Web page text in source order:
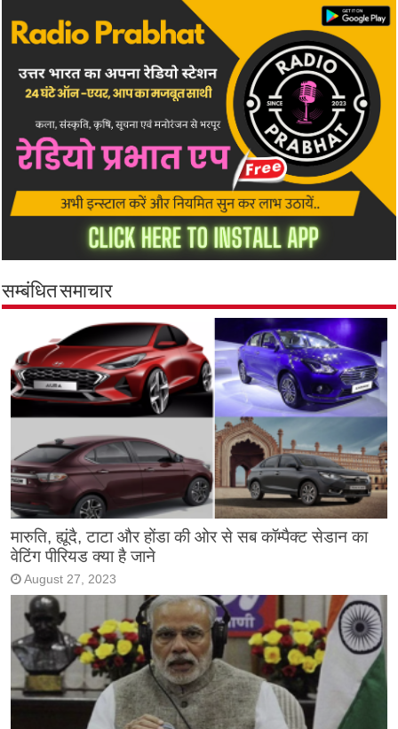
सम्बंधित समाचार
मारुति, ह्यूंदै, टाटा और होंडा की ओर से सब कॉम्पैक्ट सेडान का
वेटिंग पीरियड क्या है जाने
August 27, 2023